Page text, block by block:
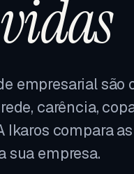
empresarial
carência,
Ikaros compara
sua empresa.